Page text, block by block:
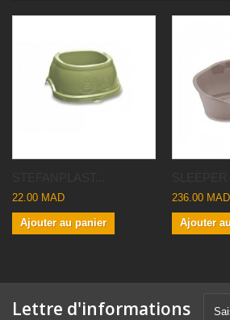
22.00 MAD
Ajouter au panier
236.00 MAD
Ajouter
Lettre d'informations